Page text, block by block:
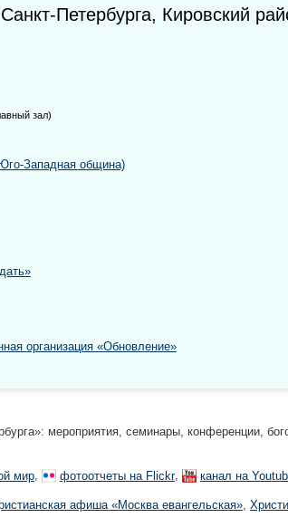
Петербурга, Кировский
зал)
Западная община)
организация «Обновление»
мероприятия, семинары, конференции,
мир, фотоотчеты на Flickr, канал на
афиша «Москва евангельская»,